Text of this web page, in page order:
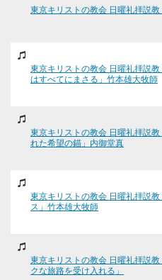
東京キリストの教会 日曜礼拝説
東京キリストの教会 日曜礼拝説
はすべてにまさる」竹本雄大牧師
東京キリストの教会 日曜礼拝説
れた希望の錨」内御堂真
東京キリストの教会 日曜礼拝説
ス」竹本雄大牧師
東京キリストの教会 日曜礼拝説
クな旅路を受け入れる」